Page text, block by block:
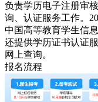
负责学历电子注册审
询、认证服务工作。
中国高等教育学生信
还提供学历证书认证
网上查询。
报名流程